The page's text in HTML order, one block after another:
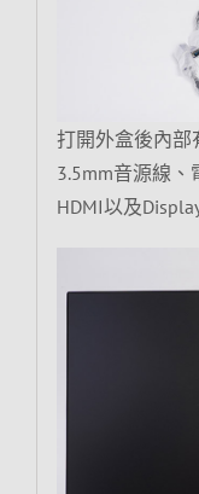
打開外盒後內部
3.5mm音源線、
HDMI以及